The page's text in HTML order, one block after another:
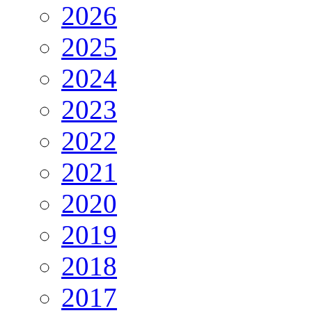
2026
2025
2024
2023
2022
2021
2020
2019
2018
2017